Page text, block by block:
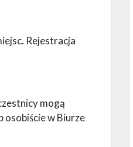
Rejestracja
mogą
osobiście w Biurze